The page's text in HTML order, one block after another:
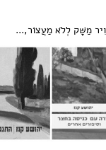
מַשָּׁק לְלֹא מַעֲצוֹר,...